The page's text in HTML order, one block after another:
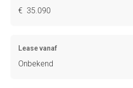
€ 35.090
Lease vanaf
Onbekend